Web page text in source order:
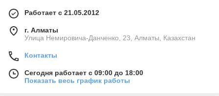
Работает с 21.05.2012
г. Алматы
Улица Немировича-Данченко, 23, Алматы, Казахстан
Контакты
Сегодня работает с 09:00 до 18:00
Показать весь график работы